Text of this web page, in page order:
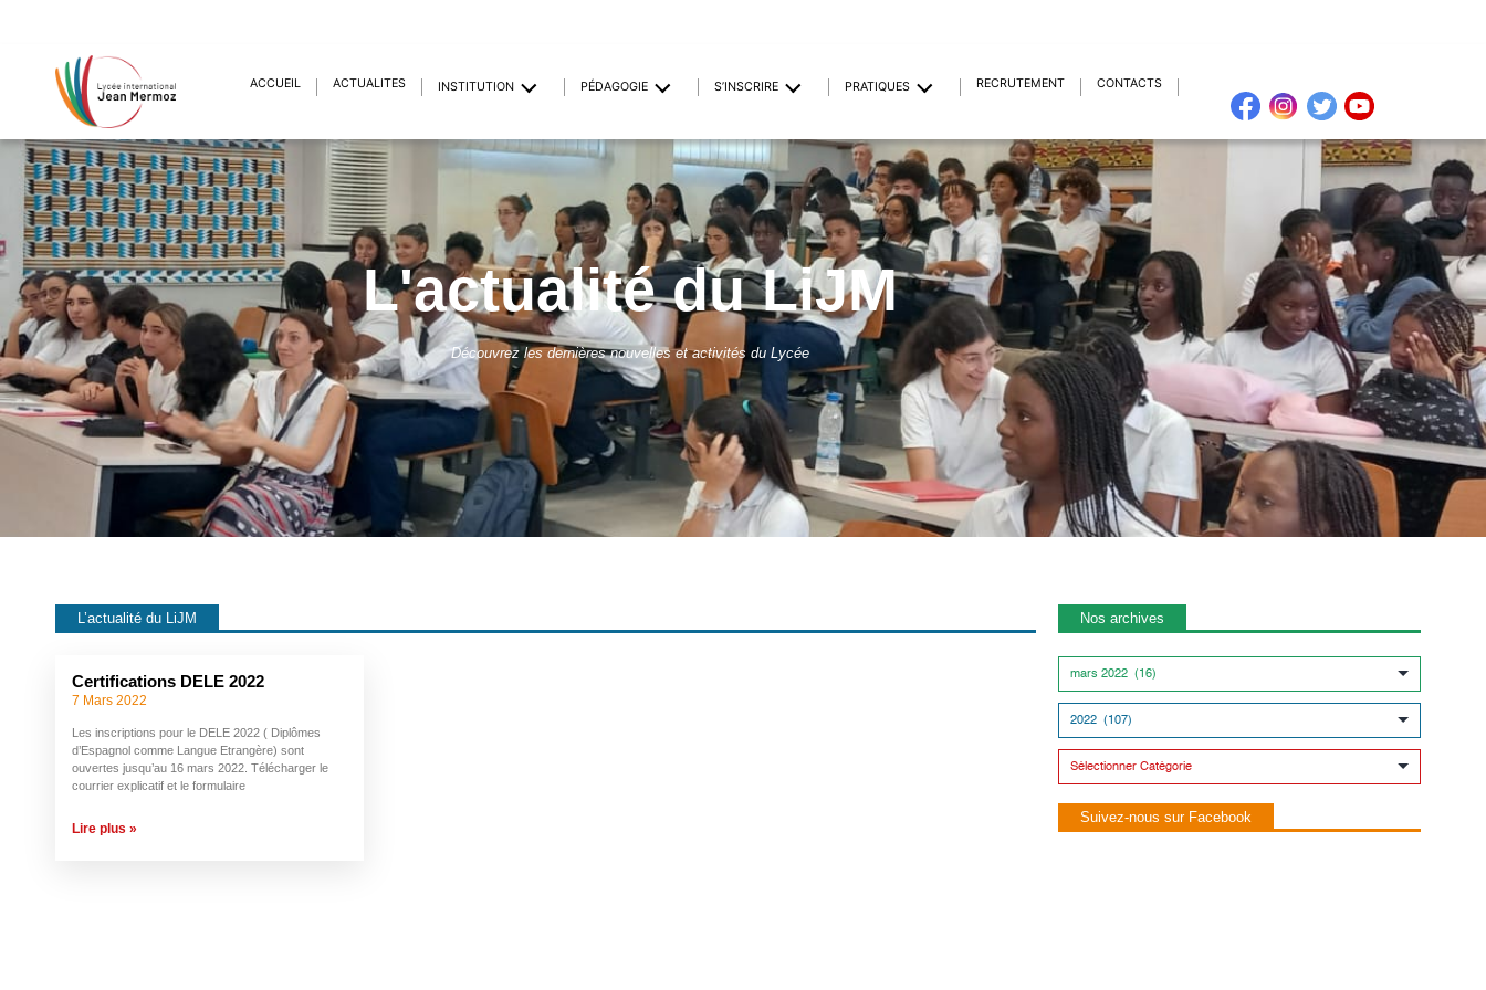
ACCUEIL ACTUALITÉS INSTITUTION PÉDAGOGIE S’INSCRIRE PRATIQUES RECRUTEMENT CONTACTS
L'actualité du LiJM
Découvrez les dernières nouvelles et activités du Lycée
L’actualité du LiJM
Certifications DELE 2022
7 Mars 2022
Les inscriptions pour le DELE 2022 ( Diplômes
d’Espagnol comme Langue Etrangère) sont
ouvertes jusqu’au 16 mars 2022. Télécharger le
courrier explicatif et le formulaire
Lire plus »
Nos archives
Suivez-nous sur Facebook